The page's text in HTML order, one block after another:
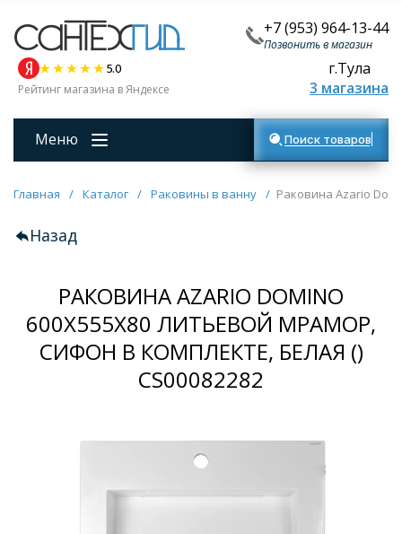
+7 (953) 964-13-44
Позвонить в магазин
5.0
Рейтинг магазина в Яндексе
г.Тула
3 магазина
Меню Поиск товаров
Главная / Каталог / Раковины в ванну / Раковина Azario
Назад
РАКОВИНА AZARIO DOMINO
600Х555Х80 ЛИТЬЕВОЙ МРАМОР,
СИФОН В КОМПЛЕКТЕ, БЕЛАЯ ()
CS00082282